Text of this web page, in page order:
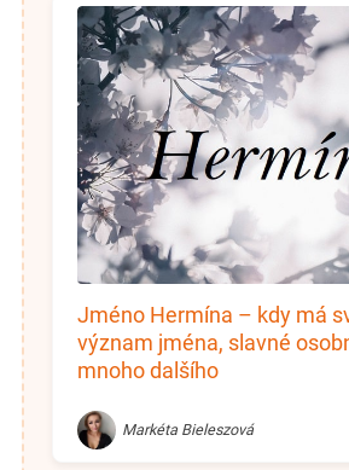
Jméno Hermína – kdy má
význam jména, slavné
mnoho dalšího
Markéta Bieleszová